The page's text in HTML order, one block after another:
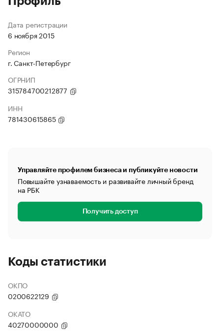
Дата регистрации
6 ноября 2015
Регион
г. Санкт-Петербург
ОГРНИП
315784700212877
ИНН
781430615865
Управляйте профилем бизнеса и публикуйте новости
Повышайте узнаваемость и развивайте личный бренд
на РБК
Получить доступ
Коды статистики
ОКПО
0200622129
ОКАТО
40270000000